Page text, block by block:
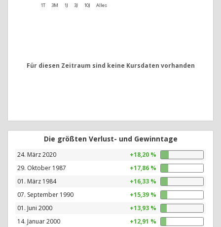
1T 3M 1J 3J 10J Alles
Für diesen Zeitraum sind keine Kursdaten vorhanden
Die größten Verlust- und Gewinntage
24. März 2020
+18,20 %
29. Oktober 1987
+17,86 %
01. März 1984
+16,33 %
07. September 1990
+15,39 %
01. Juni 2000
+13,93 %
14. Januar 2000
+12,91 %